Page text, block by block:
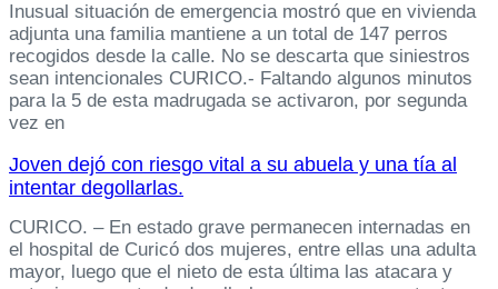
Inusual situación de emergencia mostró que en vivienda
adjunta una familia mantiene a un total de 147 perros
recogidos desde la calle. No se descarta que siniestros
sean intencionales CURICO.- Faltando algunos minutos
para la 5 de esta madrugada se activaron, por segunda
vez en
Joven dejó con riesgo vital a su abuela y una tía al
intentar degollarlas.
CURICO. – En estado grave permanecen internadas en
el hospital de Curicó dos mujeres, entre ellas una adulta
mayor, luego que el nieto de esta última las atacara y